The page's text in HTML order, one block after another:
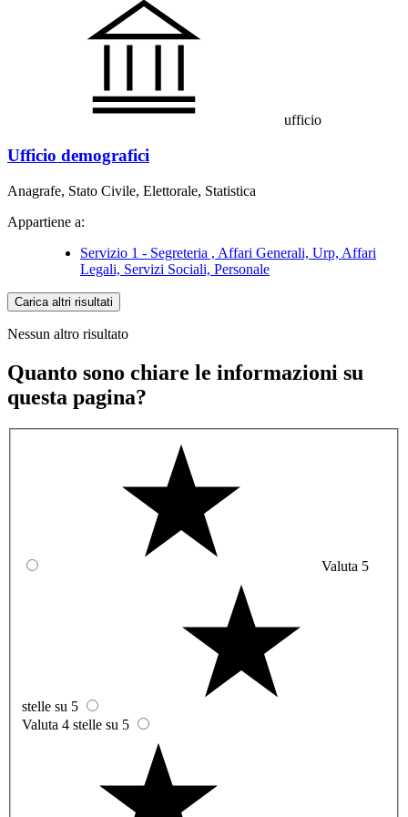
ufficio
Ufficio demografici
Anagrafe, Stato Civile, Elettorale, Statistica
Appartiene a:
Servizio 1 - Segreteria , Affari Generali, Urp, Affari
Legali, Servizi Sociali, Personale
Carica altri risultati
Nessun altro risultato
Quanto sono chiare le informazioni su
questa pagina?
Valuta 5
stelle su 5
Valuta 4 stelle su 5